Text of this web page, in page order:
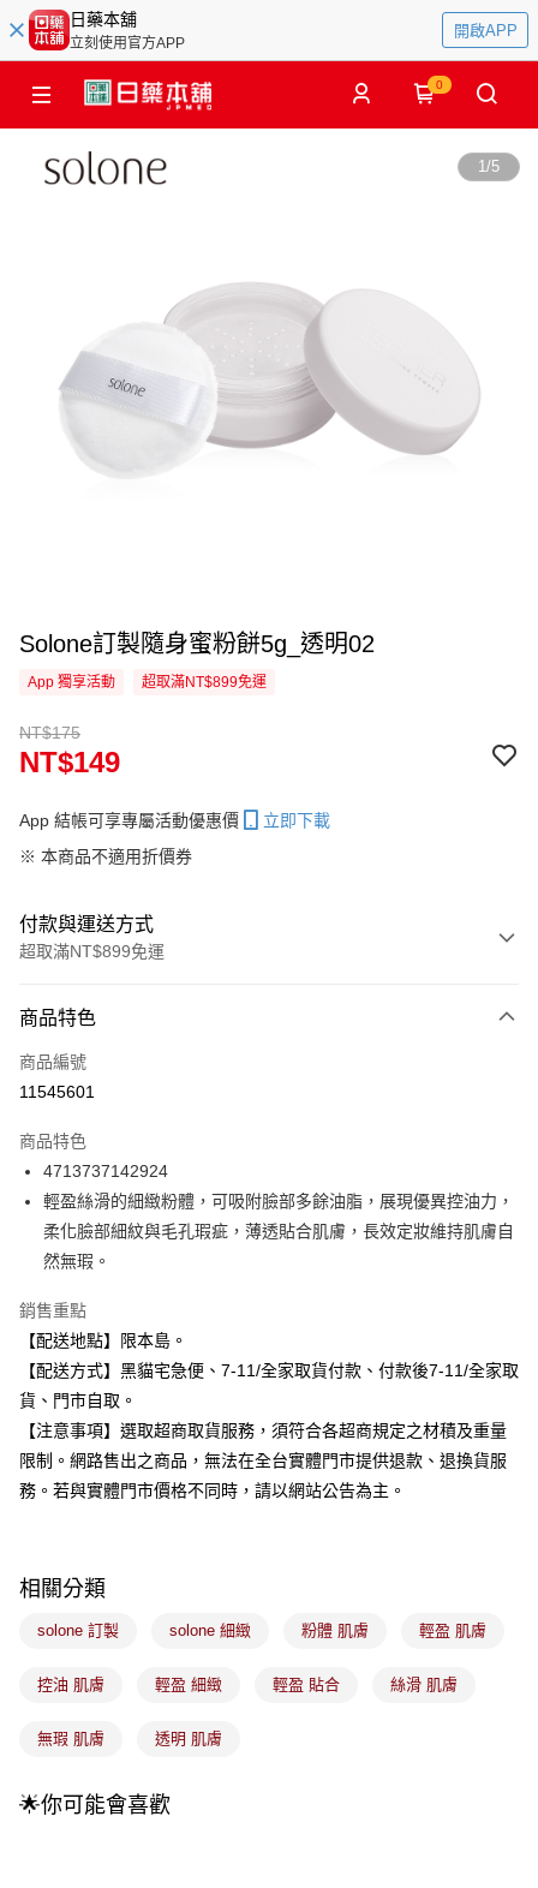
日藥本舖
立刻使用官方APP
開啟APP
0
1/5
Solone訂製隨身蜜粉餅5g_透明02
App 獨享活動 超取滿NT$899免運
NT$175
NT$149
App 結帳可享專屬活動優惠價
立即下載
※ 本商品不適用折價券
付款與運送方式
超取滿NT$899免運
信用卡一次付款
信用卡分期付款
合作金庫商業銀行
華南商業銀行
上海商業儲蓄銀行
台北富邦商業銀行
國泰世華商業銀行
兆豐國際商業銀行
臺灣中小企業銀行
聯邦商業銀行
元大商業銀行
台新國際商業銀行
中國信託商業銀行
台灣樂天信用卡公司
LINE Pay
Apple Pay
悠遊付
Google Pay
全盈+PAY
大哥付你分期
相關說明
流程，驗證手機門號後，選擇欲分期的期數、繳款截止日，確認付款後即完
3.實際核准額度、可分期數及費用金額請依後續交易確認頁面所載為準。
消。如遇「轉專審核」未通過狀況，表示未達大哥付你分期系統評分，恕無
1.分期款項不併入電信帳單，「大哥付你分期」於每月結算日後寄送繳費提
帳／街口支付／iPASS MONEY」等通路繳費。
運送方式
全家取貨付款
每筆NT$100，滿NT$899(含以上)免運費
7-11取貨付款
商品特色
商品編號
11545601
商品特色
4713737142924
輕盈絲滑的細緻粉體，可吸附臉部多餘油脂，展現優異控油力，
柔化臉部細紋與毛孔瑕疵，薄透貼合肌膚，長效定妝維持肌膚自
然無瑕。
銷售重點
【配送地點】限本島。
【配送方式】黑貓宅急便、7-11/全家取貨付款、付款後7-11/全家取
貨、門市自取。
【注意事項】選取超商取貨服務，須符合各超商規定之材積及重量
限制。網路售出之商品，無法在全台實體門市提供退款、退換貨服
務。若與實體門市價格不同時，請以網站公告為主。
相關分類
solone 訂製 solone 細緻 粉體 肌膚 輕盈 肌膚
控油 肌膚 輕盈 細緻 輕盈 貼合 絲滑 肌膚
無瑕 肌膚 透明 肌膚
🌟你可能會喜歡